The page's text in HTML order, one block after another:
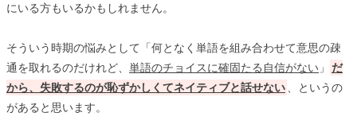
にいる方もいるかもしれません。
そういう時期の悩みとして「何となく単語を組み合わせて意思の疎
通を取れるのだけれど、 単語のチョイスに確固たる自信がない 」
だ
から、失敗するのが恥ずかしくてネイティブと話せない
、というの
があると思います。